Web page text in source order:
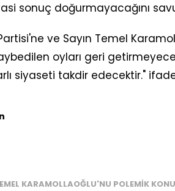
sonuç doğurmayacağını
ve Sayın Temel
oyları geri
siyaseti takdir edecektir."
KARAMOLLAOĞLU'NU POLEMIK